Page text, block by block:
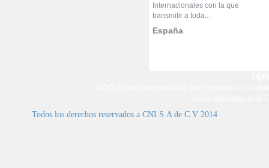
Internacionales con la que
transmitir a toda...
España
Todos los derechos reservados a CNI S.A de C.V 2014